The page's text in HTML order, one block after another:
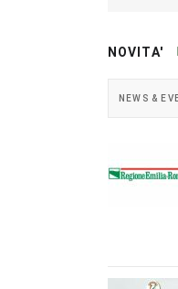
NOVITA'
NEWS &